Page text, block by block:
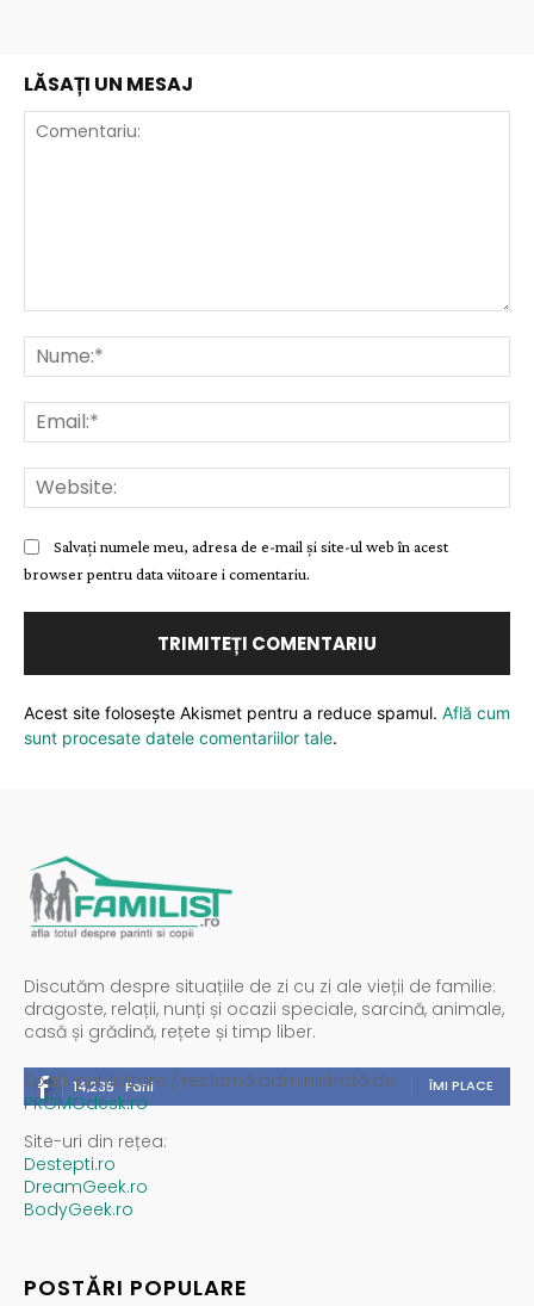
LĂSAȚI UN MESAJ
Salvați numele meu, adresa de e-mail și site-ul web în acest
browser pentru data viitoare i comentariu.
Acest site folosește Akismet pentru a reduce spamul. Află cum
sunt procesate datele comentariilor tale.
Discutăm despre situațiile de zi cu zi ale vieții de familie:
dragoste, relații, nunți și ocazii speciale, sarcină, animale,
casă și grădină, rețete și timp liber.
14,235 Fani ÎMI PLACE
Spații publicitare / reclamă administrată de
PROMOdesk.ro
Site-uri din rețea:
Destepti.ro
DreamGeek.ro
BodyGeek.ro
POSTĂRI POPULARE